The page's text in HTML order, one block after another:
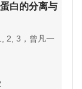
白的分离与
2, 3，曾凡一